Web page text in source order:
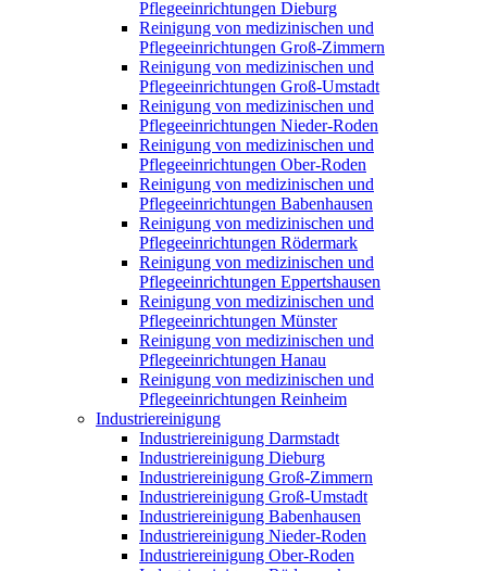
Pflegeeinrichtungen Dieburg
Reinigung von medizinischen und
Pflegeeinrichtungen Groß-Zimmern
Reinigung von medizinischen und
Pflegeeinrichtungen Groß-Umstadt
Reinigung von medizinischen und
Pflegeeinrichtungen Nieder-Roden
Reinigung von medizinischen und
Pflegeeinrichtungen Ober-Roden
Reinigung von medizinischen und
Pflegeeinrichtungen Babenhausen
Reinigung von medizinischen und
Pflegeeinrichtungen Rödermark
Reinigung von medizinischen und
Pflegeeinrichtungen Eppertshausen
Reinigung von medizinischen und
Pflegeeinrichtungen Münster
Reinigung von medizinischen und
Pflegeeinrichtungen Hanau
Reinigung von medizinischen und
Pflegeeinrichtungen Reinheim
Industriereinigung
Industriereinigung Darmstadt
Industriereinigung Dieburg
Industriereinigung Groß-Zimmern
Industriereinigung Groß-Umstadt
Industriereinigung Babenhausen
Industriereinigung Nieder-Roden
Industriereinigung Ober-Roden